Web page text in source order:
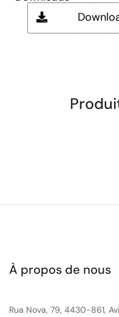
À propos de nous
Rua Nova, 79, 4430-861,